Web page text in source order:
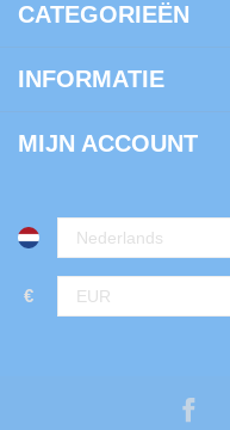
CATEGORIEËN
INFORMATIE
MIJN ACCOUNT
€